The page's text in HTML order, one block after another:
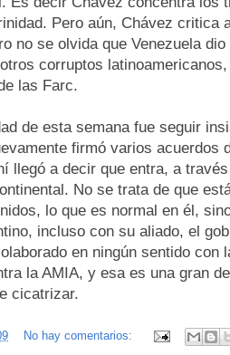
Pero aún, Chávez critica
no se olvida que Venezuela
corruptos
las Farc.
de esta semana fue seguir
firmó varios acuerdos
llegó a decir que entra, a
No se trata de que
lo que es normal en él,
incluso con su aliado, el
en ningún sentido con
la AMIA, y esa es una gran
cicatrizar.
No hay comentarios: